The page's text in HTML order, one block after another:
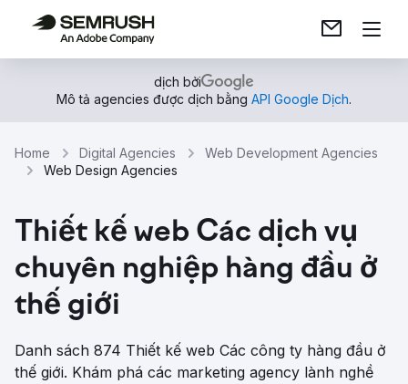
dịch bởi
Mô tả agencies được dịch bằng API Google Dịch.
Home Digital Agencies
Web Development Agencies
Web Design Agencies
Thiết kế web Các dịch vụ
chuyên nghiệp hàng đầu ở
thế giới
Danh sách 874 Thiết kế web Các công ty hàng đầu ở
thế giới. Khám phá các marketing agency lành nghề